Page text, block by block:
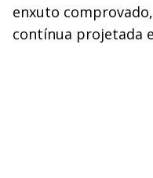
enxuto
contínua projetada